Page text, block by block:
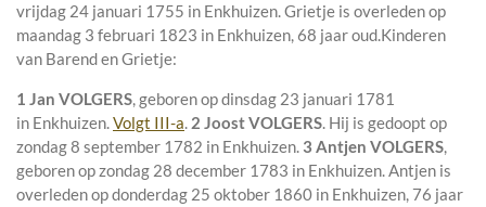
vrijdag 24 januari 1755 in Enkhuizen. Grietje is overleden op
maandag 3 februari 1823 in Enkhuizen, 68 jaar oud.Kinderen
van Barend en Grietje:
1 Jan VOLGERS, geboren op dinsdag 23 januari 1781
in Enkhuizen.Volgt III-a. 2 Joost VOLGERS. Hij is gedoopt op
zondag 8 september 1782 in Enkhuizen. 3 Antjen VOLGERS,
geboren op zondag 28 december 1783 in Enkhuizen. Antjen is
overleden op donderdag 25 oktober 1860 in Enkhuizen, 76 jaar